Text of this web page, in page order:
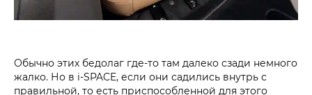
Обычно этих бедолаг где-то там далеко сзади немного
жалко. Но в i‑SPACE, если они садились внутрь с
правильной, то есть приспособленной для этого